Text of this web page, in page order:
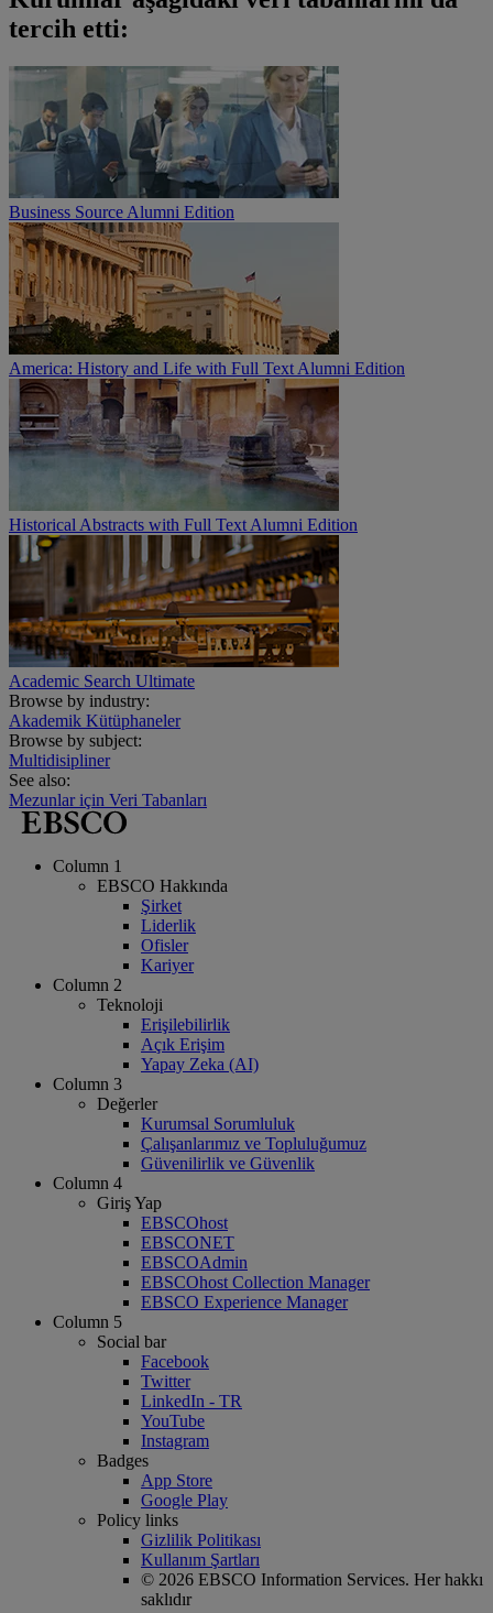
tercih etti:
Business Source Alumni Edition
America: History and Life with Full Text Alumni Edition
Historical Abstracts with Full Text Alumni Edition
Academic Search Ultimate
Browse by industry:
Akademik Kütüphaneler
Browse by subject:
Multidisipliner
See also:
Mezunlar için Veri Tabanları
Column 1
EBSCO Hakkında
Şirket
Liderlik
Ofisler
Kariyer
Column 2
Teknoloji
Erişilebilirlik
Açık Erişim
Yapay Zeka (AI)
Column 3
Değerler
Kurumsal Sorumluluk
Çalışanlarımız ve Topluluğumuz
Güvenilirlik ve Güvenlik
Column 4
Giriş Yap
EBSCOhost
EBSCONET
EBSCOAdmin
EBSCOhost Collection Manager
EBSCO Experience Manager
Column 5
Social bar
Facebook
Twitter
LinkedIn - TR
YouTube
Instagram
Badges
App Store
Google Play
Policy links
Gizlilik Politikası
Kullanım Şartları
© 2026 EBSCO Information Services. Her hakkı
saklıdır